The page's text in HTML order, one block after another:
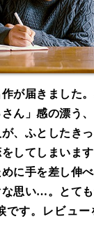
が届きました
ん」感の漂う
、ふとしたき
してしまいま
に手を差し伸
な思い…。とて
す。レビュー